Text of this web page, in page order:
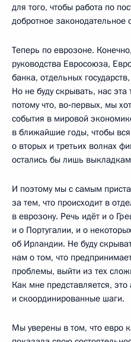
для того, чтобы работа по
добротное законодательное
Теперь по еврозоне.
руководства Евросоюза,
банка, отдельных
Но не буду скрывать, нас
потому что, во‑первых, мы
события в мировой
в ближайшие годы, чтобы
о вторых и третьих волнах
остались бы лишь
И поэтому мы с самым
за тем, что происходит в
в еврозону. Речь идёт и о
и о Португалии, и о
об Ирландии. Не буду
нам о том, что
проблемы, выйти из тех
Как мне представляется,
и скоординированные шаги.
Мы уверены в том, что евро